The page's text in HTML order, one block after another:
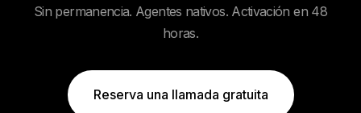
Sin permanencia. Agentes nativos. Activación en 48
horas.
Reserva una llamada gratuita